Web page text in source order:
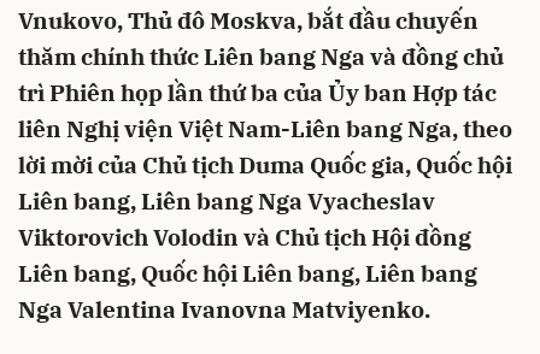
Vnukovo, Thủ đô Moskva, bắt đầu chuyến
thăm chính thức Liên bang Nga và đồng chủ
trì Phiên họp lần thứ ba của Ủy ban Hợp tác
liên Nghị viện Việt Nam-Liên bang Nga, theo
lời mời của Chủ tịch Duma Quốc gia, Quốc hội
Liên bang, Liên bang Nga Vyacheslav
Viktorovich Volodin và Chủ tịch Hội đồng
Liên bang, Quốc hội Liên bang, Liên bang
Nga Valentina Ivanovna Matviyenko.